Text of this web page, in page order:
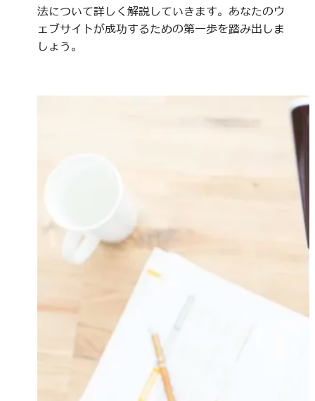
法について詳しく解説していきます。あなたのウ
ェブサイトが成功するための第一歩を踏み出しま
しょう。